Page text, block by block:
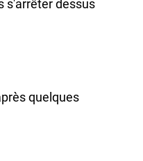
s'arrêter dessus
quelques